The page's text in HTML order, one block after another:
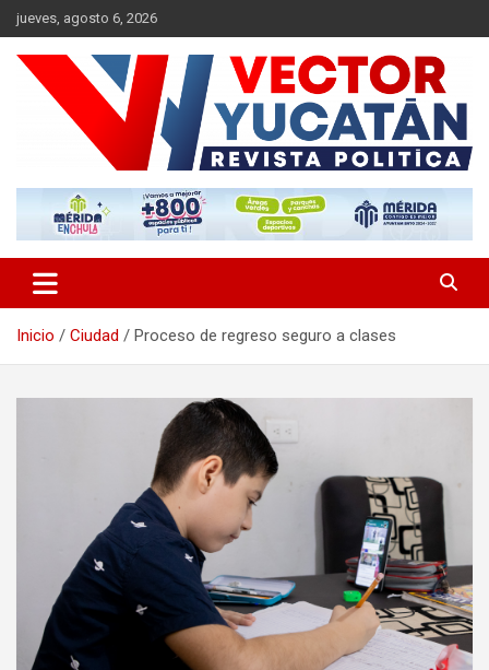
Saltar
al
contenido
jueves, agosto 6, 2026
Vector Yucatán
Inicio Ciudad Proceso de regreso seguro a clases